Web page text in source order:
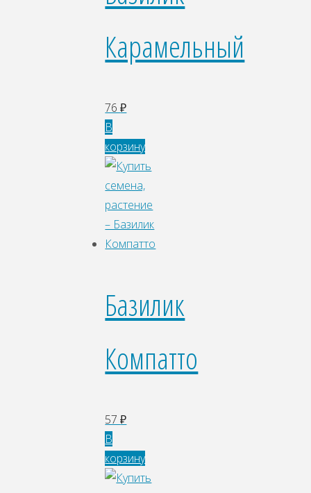
Карамельный
76₽
В
корзину
Базилик
Компатто
57₽
В
корзину